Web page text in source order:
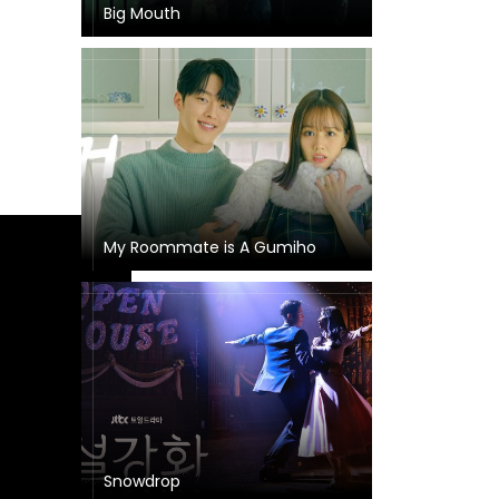
Big Mouth
My Roommate is A Gumiho
Snowdrop